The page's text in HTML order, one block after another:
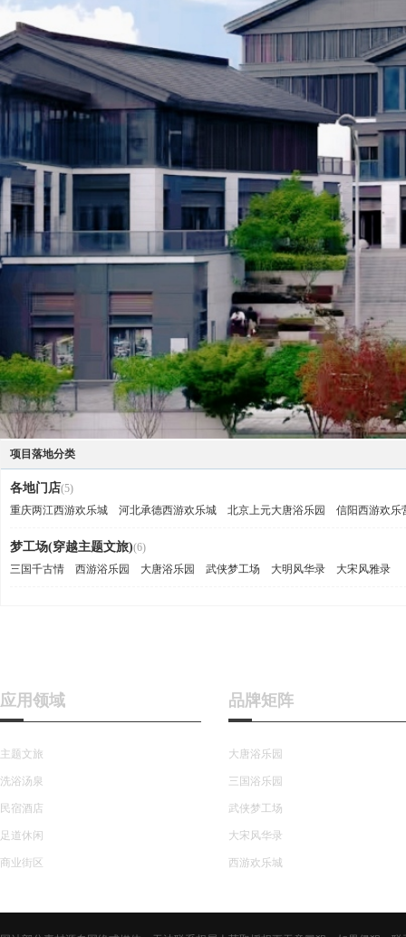
为本，拥有汤泉、秀演、美食、趣
健、乐园等服务的全产业链文旅服
三国浴乐园聚焦于探索传统文化与
的深度融合和服务创新，把脉新休
场的时尚消费需求和新鲜文旅体验
联网思维和现代科技手段，为客人打
小时欢乐服务圈。
项目落地分类
各地门店(5)
重庆两江西游欢乐城
河北承德西游欢乐城 北京上元大唐浴乐园 信阳西游欢乐
梦工场(穿越主题文旅)(6)
三国千古情
西游浴乐园 大唐浴乐园 武侠梦工场 大明风华录 大宋风雅录
应用领域
主题文旅
洗浴汤泉
民宿酒店
足道休闲
商业街区
品牌矩阵
大唐浴乐园
三国浴乐园
武侠梦工场
大宋风华录
西游欢乐城